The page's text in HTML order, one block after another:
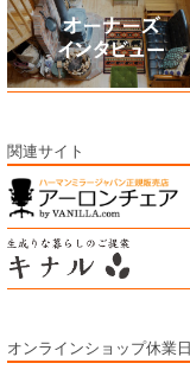
関連サイト
オンラインショップ休業日